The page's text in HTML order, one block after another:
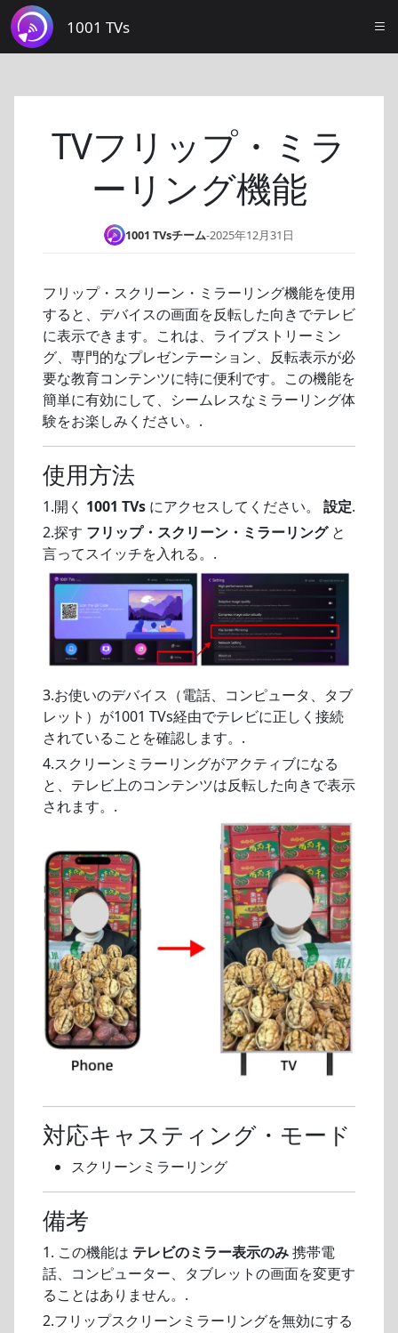
1001 TVs
TVフリップ・ミラ
ーリング機能
1001 TVsチーム-2025年12月31日
フリップ・スクリーン・ミラーリング機能を使用
すると、デバイスの画面を反転した向きでテレビ
に表示できます。これは、ライブストリーミン
グ、専門的なプレゼンテーション、反転表示が必
要な教育コンテンツに特に便利です。この機能を
簡単に有効にして、シームレスなミラーリング体
験をお楽しみください。.
使用方法
1.開く 1001 TVs にアクセスしてください。 設定.
2.探す フリップ・スクリーン・ミラーリングと
言ってスイッチを入れる。.
3.お使いのデバイス（電話、コンピュータ、タブ
レット）が1001 TVs経由でテレビに正しく接続
されていることを確認します。.
4.スクリーンミラーリングがアクティブになる
と、テレビ上のコンテンツは反転した向きで表示
されます。.
対応キャスティング・モード
スクリーンミラーリング
備考
1. この機能は テレビのミラー表示のみ携帯電
話、コンピューター、タブレットの画面を変更す
ることはありません。.
2.フリップスクリーンミラーリングを無効にする